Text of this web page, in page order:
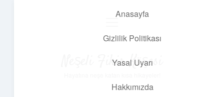
Anasayfa
Gizlilik Politikası
Yasal Uyarı
Hakkımızda
Neşeli Fikir Köşesi